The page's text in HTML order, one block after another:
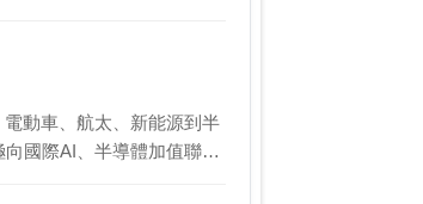
動車、航太、新能源到半
向國際AI、半導體加值聯…